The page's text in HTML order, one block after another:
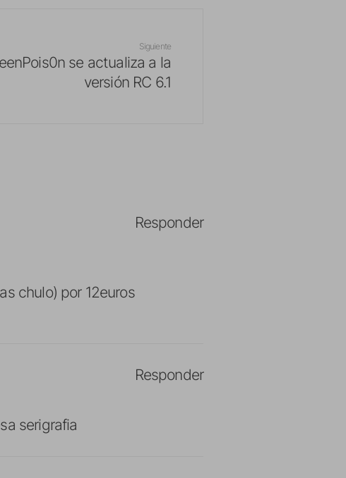
Siguiente
se actualiza a la
versión RC 6.1
chulo) por 12euros
Responder
serigrafia
Responder